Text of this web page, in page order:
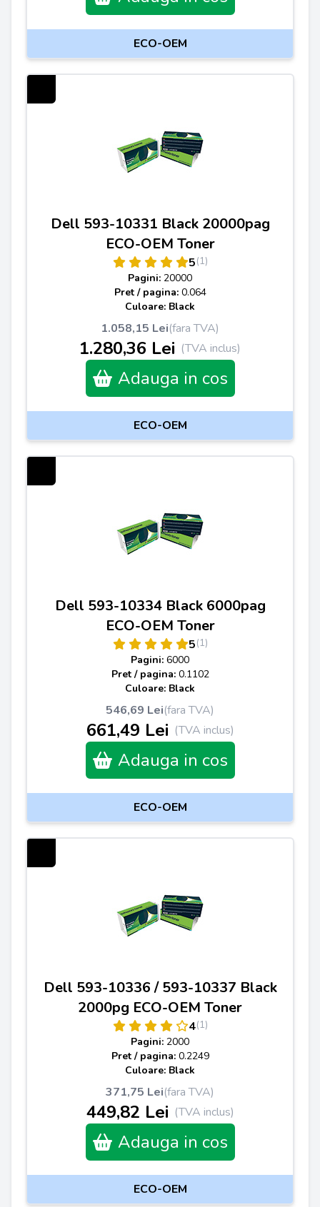
ECO-OEM
Dell 593-10331 Black 20000pag
ECO-OEM Toner
5(1)
Pagini: 20000
Pret / pagina: 0.064
Culoare: Black
1.058,15 Lei(fara TVA)
1.280,36 Lei (TVA inclus)
Adauga in cos
ECO-OEM
Dell 593-10334 Black 6000pag
ECO-OEM Toner
5(1)
Pagini: 6000
Pret / pagina: 0.1102
Culoare: Black
546,69 Lei(fara TVA)
661,49 Lei (TVA inclus)
Adauga in cos
ECO-OEM
Dell 593-10336 / 593-10337 Black
2000pg ECO-OEM Toner
4(1)
Pagini: 2000
Pret / pagina: 0.2249
Culoare: Black
371,75 Lei(fara TVA)
449,82 Lei (TVA inclus)
Adauga in cos
ECO-OEM